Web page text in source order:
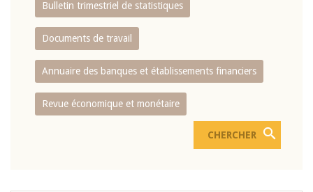
Bulletin trimestriel de statistiques
Documents de travail
Annuaire des banques et établissements financiers
Revue économique et monétaire